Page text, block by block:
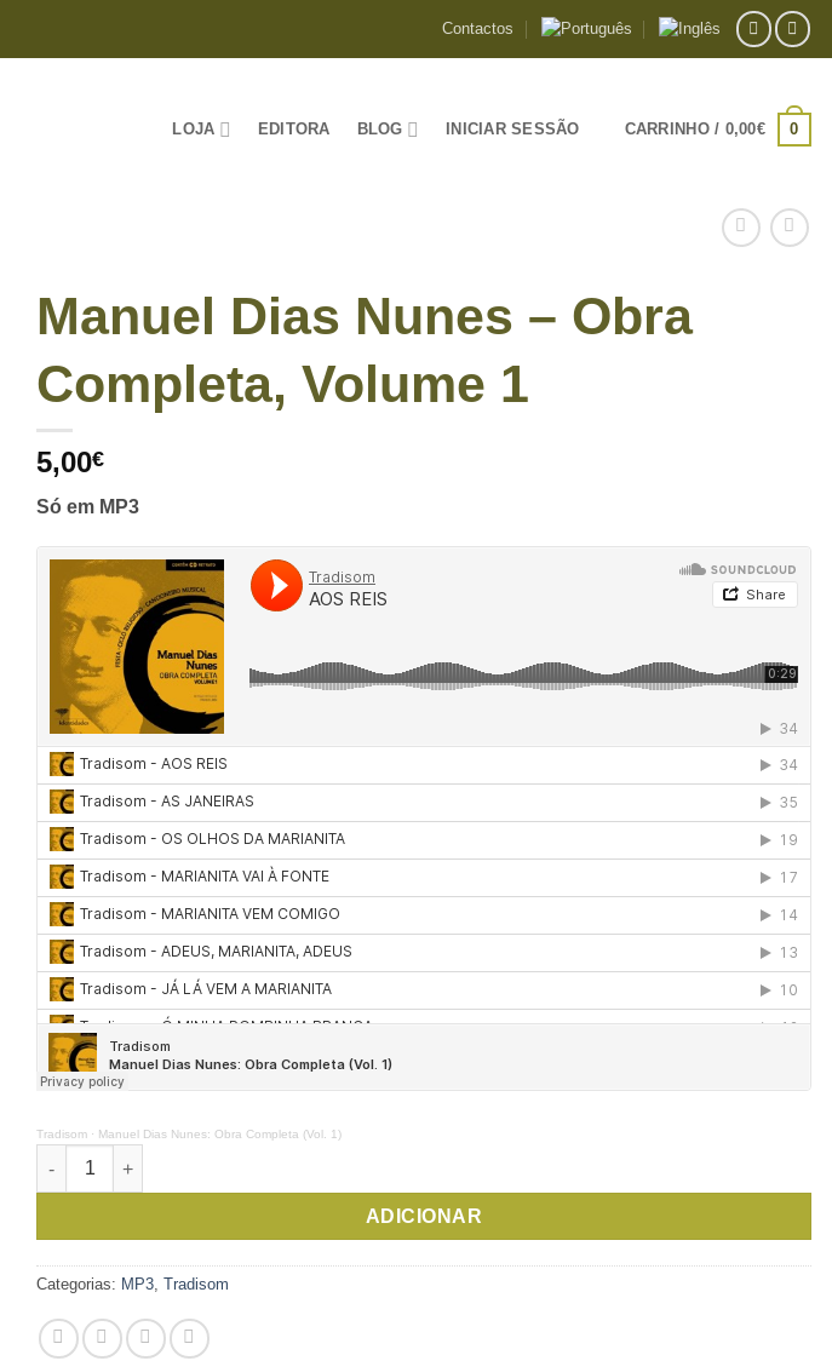
Contactos
LOJA EDITORA BLOG INICIAR SESSÃO CARRINHO / 0,00€ 0
Manuel Dias Nunes – Obra
Completa, Volume 1
5,00€
Só em MP3
Tradisom · Manuel Dias Nunes: Obra Completa (Vol. 1)
Quantidade de Manuel Dias Nunes - Obra Completa, Volume 1
ADICIONAR
Categorias: MP3, Tradisom